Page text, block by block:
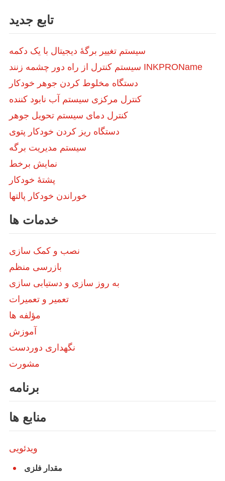
تابع جدید
سیستم تغییر برگۀ دیجیتال با یک دکمه
سیستم کنترل از راه دور چشمه زنند INKPROName
دستگاه مخلوط کردن جوهر خودکار
کنترل مرکزی سیستم آب نابود کننده
کنترل دمای سیستم تحویل جوهر
دستگاه ریز کردن خودکار پتوی
سیستم مدیریت برگه
نمایش برخط
پشتهٔ خودکار
خوراندن خودکار پالتها
خدمات ها
نصب و کمک سازی
بازرسی منظم
به روز سازی و دستیابی سازی
تعمیر و تعمیرات
مؤلفه ها
آموزش
نگهداری دوردست
مشورت
برنامه
منابع ها
ویدئویی
مقدار فلزی